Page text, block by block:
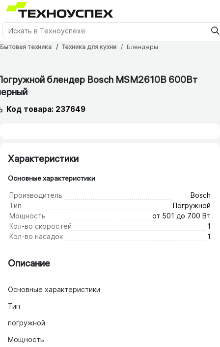
Бытовая техника Техника для кухни Блендеры
блендер Bosch MSM2610B 600Вт
Код товара: 237649
Характеристики
Основные характеристики
Производитель
Bosch
Тип
Погружной
Мощность
от 501 до 700 Вт
Кол-во скоростей
1
Кол-во насадок
1
Описание
Основные характеристики
Тип
погружной
Мощность